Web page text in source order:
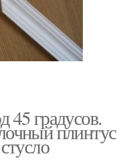
45 градусов.
плинтус